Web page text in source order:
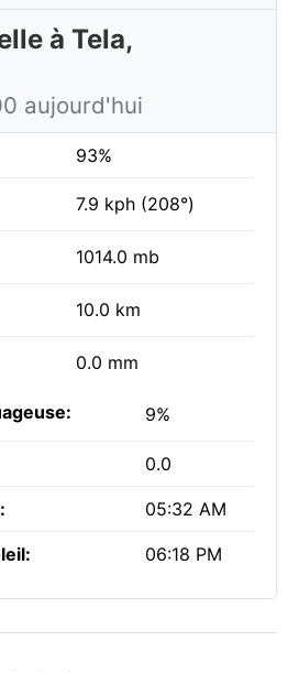
à Tela,
aujourd'hui
93%
7.9 kph (208°)
1014.0 mb
10.0 km
0.0 mm
9%
0.0
05:32 AM
06:18 PM